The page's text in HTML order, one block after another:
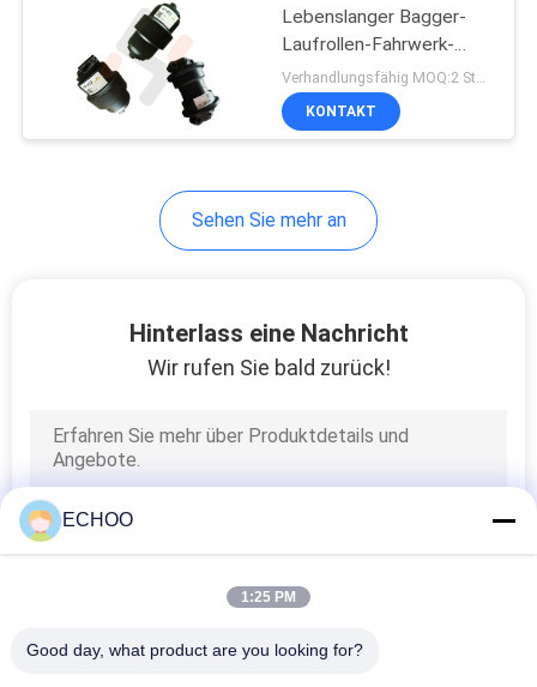
Lebenslanger Bagger-
Laufrollen-Fahrwerk-
Lieferant
Verhandlungsfähig MOQ:2 Stück
KONTAKT
Sehen Sie mehr an
Hinterlass eine Nachricht
Wir rufen Sie bald zurück!
ECHOO
1:25 PM
Good day, what product are you looking for?